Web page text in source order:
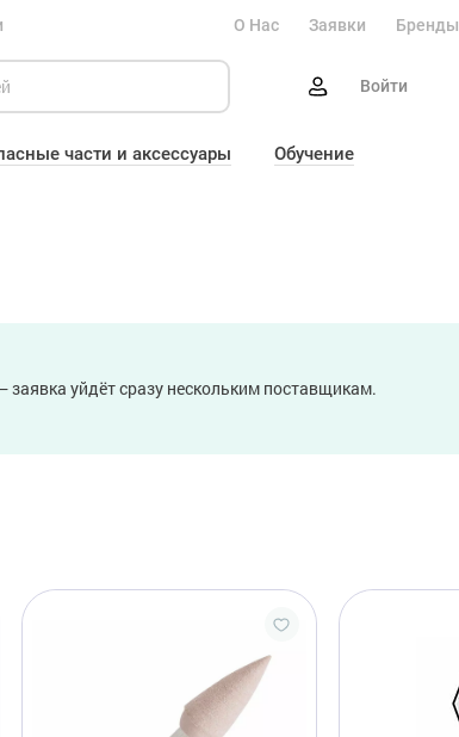
О Нас Заявки Бренды
Войти
части и аксессуары Обучение
уйдёт сразу нескольким поставщикам.